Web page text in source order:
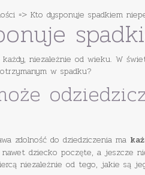
=> Kto dysponuje spadkiem
niezależnie od wieku. W
w spadku?
zdolność do dziedziczenia ma
dziecko poczęte, a jeszcze
niezależnie od tego, jakie są